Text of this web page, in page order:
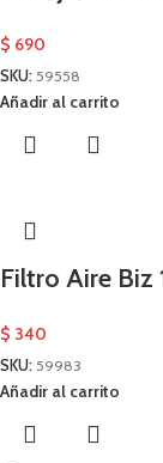
$ 690
SKU: 59558
Añadir al carrito
Filtro Aire Biz
$ 340
SKU: 59983
Añadir al carrito